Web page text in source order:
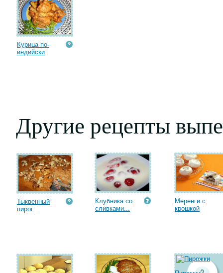
Курица по-
индийски
Другие рецепты
Тыквенный
пирог
Клубника со
сливками...
Меренги с
крошкой